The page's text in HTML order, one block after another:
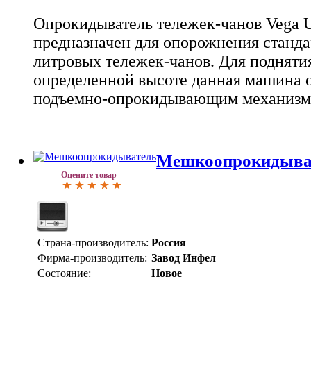
Опрокидыватель тележек-чанов Vega
предназначен для опорожнения
литровых тележек-чанов. Для
определенной высоте данная машина
подъемно-опрокидывающим
Оцените товар
Страна-производитель: Россия
Фирма-производитель: Завод Инфел
Состояние:
Новое